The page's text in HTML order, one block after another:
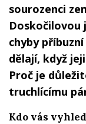
sourozenci
Doskočilovou
chyby
dělají, když
Proč je
truchlícímu
Kdo vás